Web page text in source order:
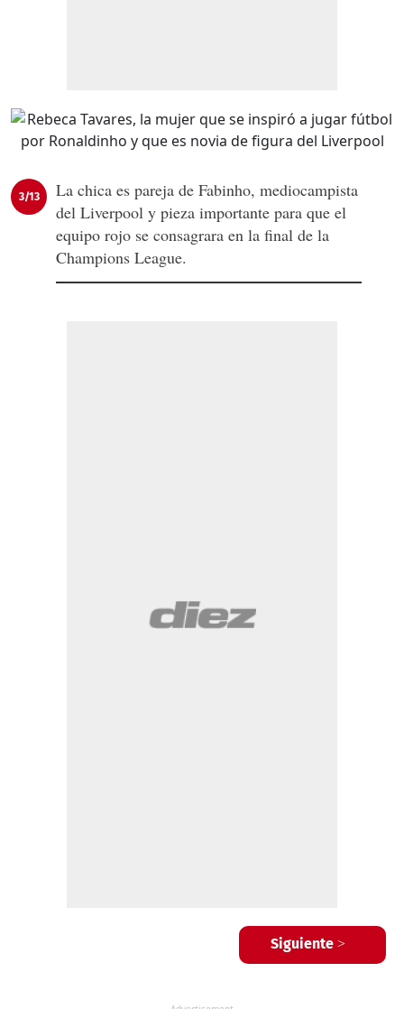
3/13
La chica es pareja de Fabinho, mediocampista
del Liverpool y pieza importante para que el
equipo rojo se consagrara en la final de la
Champions League.
Siguiente >